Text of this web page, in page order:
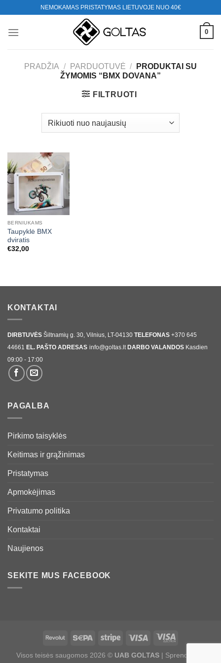
content
NEMOKAMAS PRISTATYMAS LIETUVOJE NUO 40€
0
PRADŽIA / PARDUOTUVĖ /
PRODUKTAI SU
ŽYMOMIS “BMX DOVANA”
FILTRUOTI
Mėgstamiausias
BERNIUKAMS
Taupyklė BMX
dviratis
€32,00
KONTAKTAI
DIRBTUVĖS Šiltnamių g. 30, Vilnius, LT-04130 TELEFONAS +370 645
44661 EL. PAŠTO ADRESAS info@goltas.lt DARBO VALANDOS Kasdien
09:00 - 17:00
PAGALBA
Pirkimo taisyklės
Keitimas ir grąžinimas
Pristatymas
Apmokėjimas
Privatumo politika
Kontaktai
Naujienos
SEKITE MUS FACEBOOK
Visos teisės saugomos 2026 © UAB GOLTAS | Sprendimas: